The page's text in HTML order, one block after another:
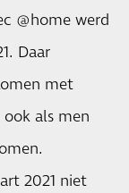
@home werd
Daar
met
als men
2021 niet